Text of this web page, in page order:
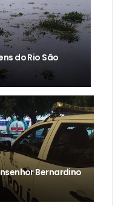
do Rio São
Bernardino